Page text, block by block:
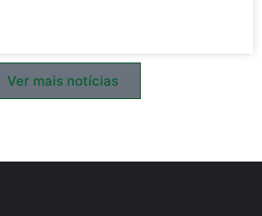
Ver mais notícias